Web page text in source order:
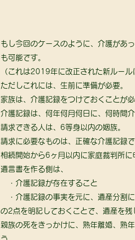
もし今回のケースのように、介護があ
も可能です。
（これは2019年に改正された新ルール
ただしこれには、生前に準備が必要。
家族は、介護記録をつけておくことが
介護記録は、何年何月何日に、何時間
請求できる人は、6等身以内の姻族。
請求に必要なものは、正確な介護記録
相続開始から6ヶ月以内に家庭裁判所に
遺言書を作る側は、
・介護記録が存在すること
・介護記録の事実を元に、遺産分割
の2点を明記しておくことで、遺産を
親族の死をきっかけに、熟年離婚、熟